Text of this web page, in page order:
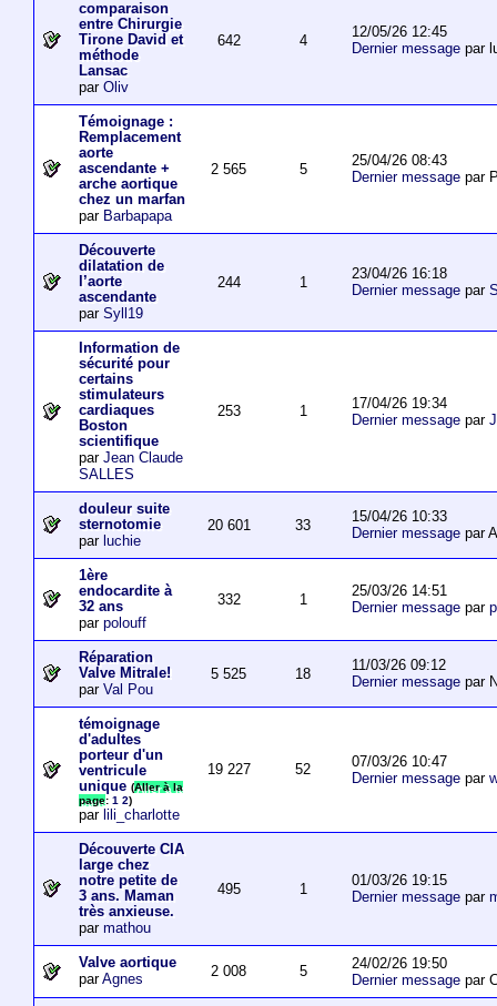
comparaison
entre Chirurgie
Tirone David et
méthode
Lansac
par Oliv
642 4
12/05/26 12:45
Dernier messagepar
Témoignage :
Remplacement
aorte
ascendante +
arche aortique
chez un marfan
par Barbapapa
2 565 5
25/04/26 08:43
Dernier messagepar
Découverte
dilatation de
l’aorte
ascendante
par Syll19
244 1
23/04/26 16:18
Dernier messagepar
Information de
sécurité pour
certains
stimulateurs
cardiaques
Boston
scientifique
par Jean Claude
SALLES
253 1
17/04/26 19:34
Dernier messagepar
douleur suite
sternotomie
par luchie
20 601 33
15/04/26 10:33
Dernier messagepar
1ère
endocardite à
32 ans
par polouff
332 1
25/03/26 14:51
Dernier messagepar
Réparation
Valve Mitrale!
par Val Pou
5 525 18
11/03/26 09:12
Dernier messagepar
témoignage
d'adultes
porteur d'un
ventricule
unique (Aller à la
page: 1 2)
par lili_charlotte
19 227 52
07/03/26 10:47
Dernier messagepar
Découverte CIA
large chez
notre petite de
3 ans. Maman
très anxieuse.
par mathou
495 1
01/03/26 19:15
Dernier messagepar
Valve aortique
parAgnes 2 008 5
24/02/26 19:50
Dernier messagepar